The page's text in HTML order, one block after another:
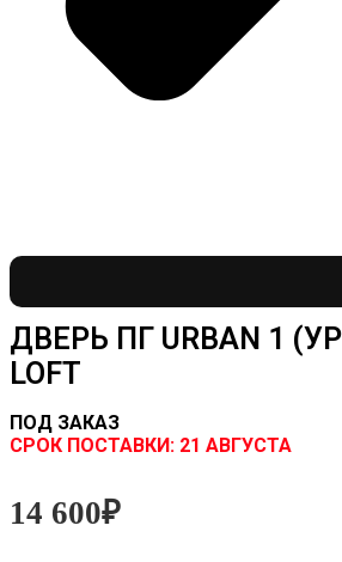
ДВЕРЬ ПГ URBAN 1
LOFT
ПОД ЗАКАЗ
CРОК ПОСТАВКИ: 21 АВГУСТА
14 600₽